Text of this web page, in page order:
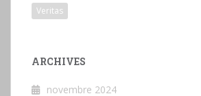
Veritas
ARCHIVES
novembre 2024